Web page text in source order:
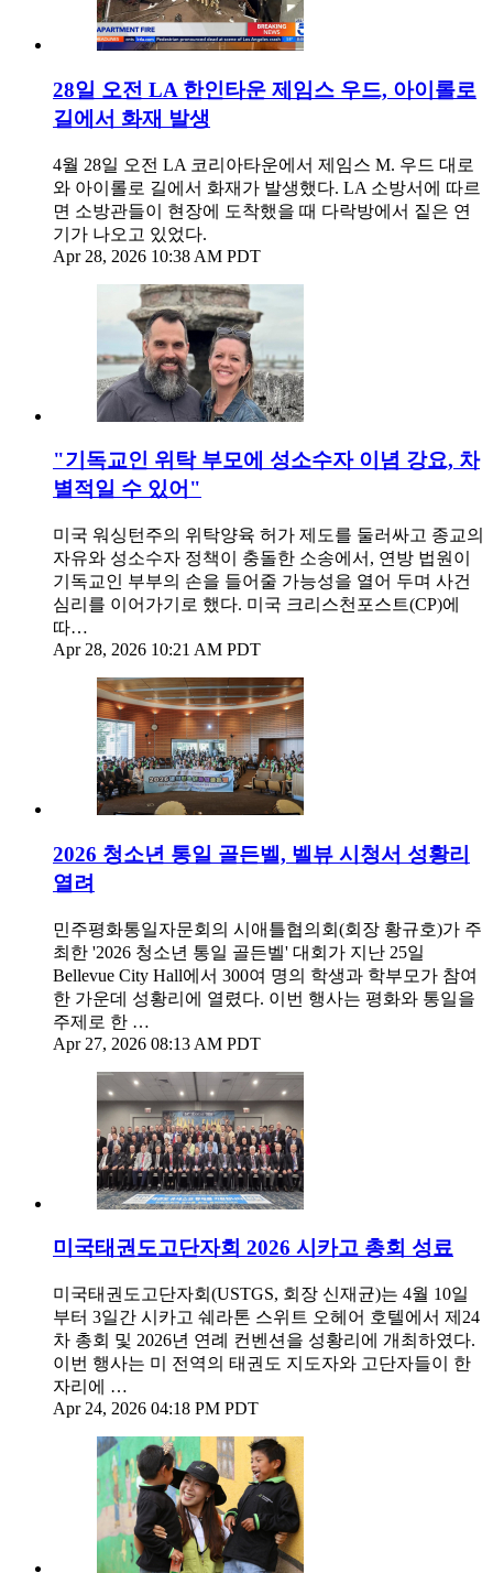
28일 오전 LA 한인타운 제임스 우드, 아이롤로
길에서 화재 발생
4월 28일 오전 LA 코리아타운에서 제임스 M. 우드 대로
와 아이롤로 길에서 화재가 발생했다. LA 소방서에 따르
면 소방관들이 현장에 도착했을 때 다락방에서 짙은 연
기가 나오고 있었다.
Apr 28, 2026 10:38 AM PDT
"기독교인 위탁 부모에 성소수자 이념 강요, 차
별적일 수 있어"
미국 워싱턴주의 위탁양육 허가 제도를 둘러싸고 종교의
자유와 성소수자 정책이 충돌한 소송에서, 연방 법원이
기독교인 부부의 손을 들어줄 가능성을 열어 두며 사건
심리를 이어가기로 했다. 미국 크리스천포스트(CP)에
따…
Apr 28, 2026 10:21 AM PDT
2026 청소년 통일 골든벨, 벨뷰 시청서 성황리
열려
민주평화통일자문회의 시애틀협의회(회장 황규호)가 주
최한 '2026 청소년 통일 골든벨' 대회가 지난 25일
Bellevue City Hall에서 300여 명의 학생과 학부모가 참여
한 가운데 성황리에 열렸다. 이번 행사는 평화와 통일을
주제로 한 …
Apr 27, 2026 08:13 AM PDT
미국태권도고단자회 2026 시카고 총회 성료
미국태권도고단자회(USTGS, 회장 신재균)는 4월 10일
부터 3일간 시카고 쉐라톤 스위트 오헤어 호텔에서 제24
차 총회 및 2026년 연례 컨벤션을 성황리에 개최하였다.
이번 행사는 미 전역의 태권도 지도자와 고단자들이 한
자리에 …
Apr 24, 2026 04:18 PM PDT